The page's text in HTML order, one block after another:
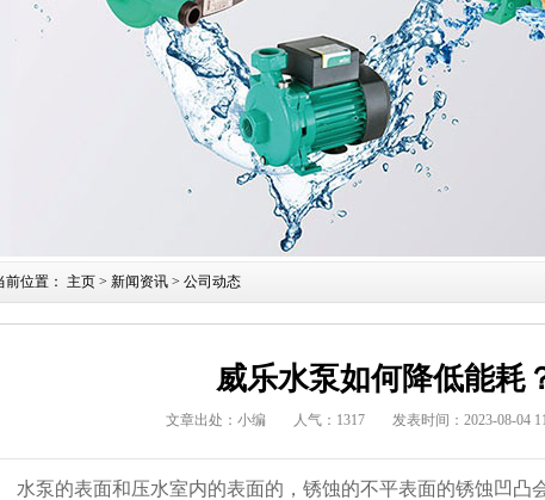
前位置： 主页 > 新闻资讯 > 公司动态
威乐水泵如何降低能耗
文章出处：小编 人气： 1317 发表时间：2023-08-04
水泵的表面和压水室内的表面的，锈蚀的不平表面的锈蚀凹凸